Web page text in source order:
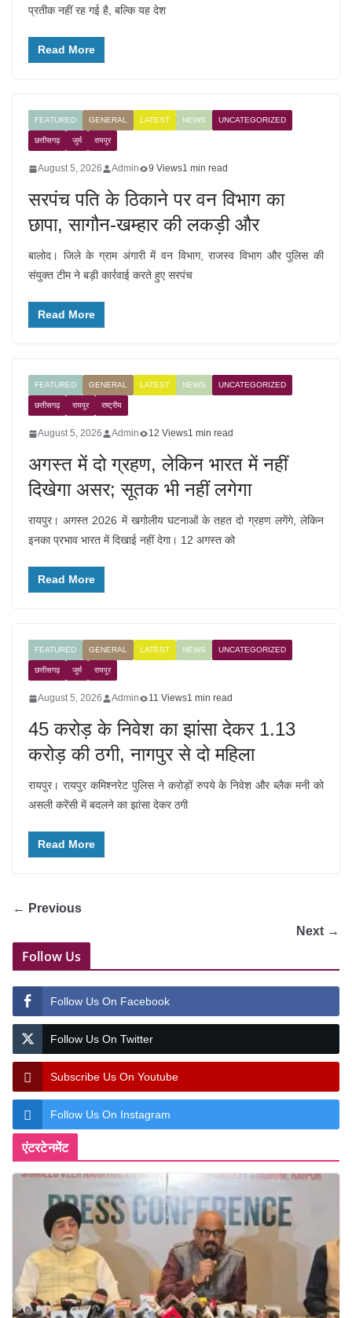
प्रतीक नहीं रह गई है, बल्कि यह देश
Read More
FEATURED GENERAL LATEST NEWS UNCATEGORIZED
छत्तीसगढ़ जुर्म रायपुर
August 5, 2026 Admin 9 Views1 min read
सरपंच पति के ठिकाने पर वन विभाग का
छापा, सागौन-खम्हार की लकड़ी और
बालोद। जिले के ग्राम अंगारी में वन विभाग, राजस्व विभाग और पुलिस की
संयुक्त टीम ने बड़ी कार्रवाई करते हुए सरपंच
Read More
FEATURED GENERAL LATEST NEWS UNCATEGORIZED
छत्तीसगढ़ रायपुर राष्ट्रीय
August 5, 2026 Admin 12 Views1 min read
अगस्त में दो ग्रहण, लेकिन भारत में नहीं
दिखेगा असर; सूतक भी नहीं लगेगा
रायपुर। अगस्त 2026 में खगोलीय घटनाओं के तहत दो ग्रहण लगेंगे, लेकिन
इनका प्रभाव भारत में दिखाई नहीं देगा। 12 अगस्त को
Read More
FEATURED GENERAL LATEST NEWS UNCATEGORIZED
छत्तीसगढ़ जुर्म रायपुर
August 5, 2026 Admin 11 Views1 min read
45 करोड़ के निवेश का झांसा देकर 1.13
करोड़ की ठगी, नागपुर से दो महिला
रायपुर। रायपुर कमिश्नरेट पुलिस ने करोड़ों रुपये के निवेश और ब्लैक मनी को
असली करेंसी में बदलने का झांसा देकर ठगी
Read More
← Previous
Next →
Follow Us
Follow Us On Facebook
Follow Us On Twitter
Subscribe Us On Youtube
Follow Us On Instagram
एंटरटेनमेंट